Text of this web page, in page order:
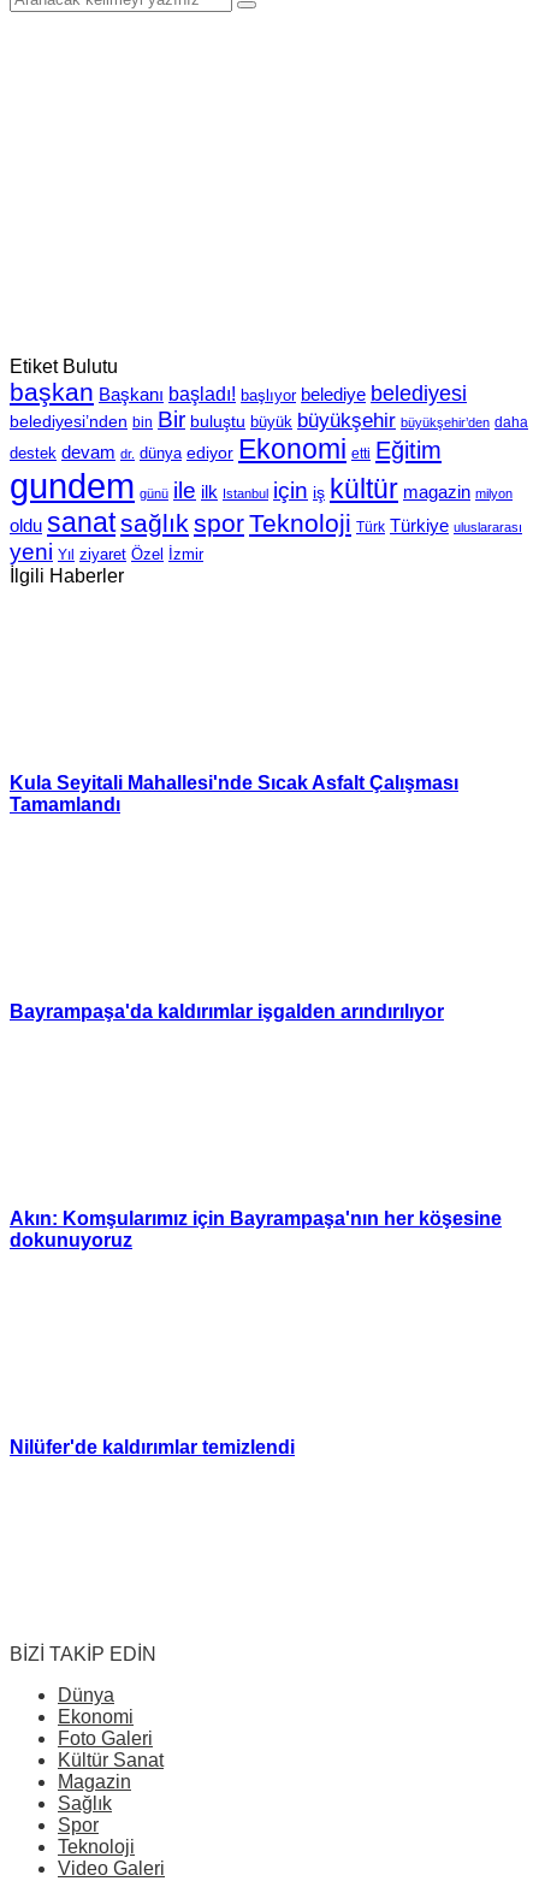
Etiket Bulutu
başkan Başkanı başladı! başlıyor belediye belediyesi
belediyesi’nden bin Bir buluştu büyük büyükşehir büyükşehir’den daha
destek devam dr. dünya ediyor Ekonomi etti Eğitim
gundem günü ile ilk Istanbul için iş kültür magazin milyon
oldu sanatsağlık sporTeknoloji Türk Türkiye uluslararası
yeni Yıl ziyaret Özel İzmir
İlgili Haberler
Kula Seyitali Mahallesi'nde Sıcak Asfalt Çalışması
Tamamlandı
Bayrampaşa'da kaldırımlar işgalden arındırılıyor
Akın: Komşularımız için Bayrampaşa'nın her köşesine
dokunuyoruz
Nilüfer'de kaldırımlar temizlendi
BİZİ TAKİP EDİN
Dünya
Ekonomi
Foto Galeri
Kültür Sanat
Magazin
Sağlık
Spor
Teknoloji
Video Galeri